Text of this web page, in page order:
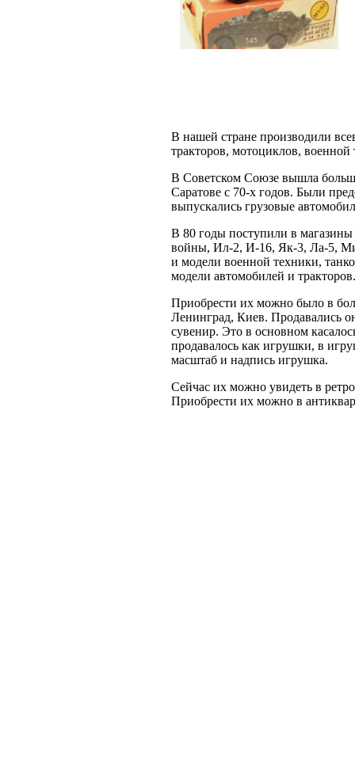
В нашей стране производили
тракторов, мотоциклов, военной
В Советском Союзе вышла
Саратове с 70-х годов. Были
выпускались грузовые
В 80 годы поступили в
войны, Ил-2, И-16, Як-3, Ла-5,
и модели военной техники,
модели автомобилей и тракторов.
Приобрести их можно было в
Ленинград, Киев. Продавались
сувенир. Это в основном
продавалось как игрушки, в
масштаб и надпись игрушка.
Сейчас их можно увидеть в
Приобрести их можно в